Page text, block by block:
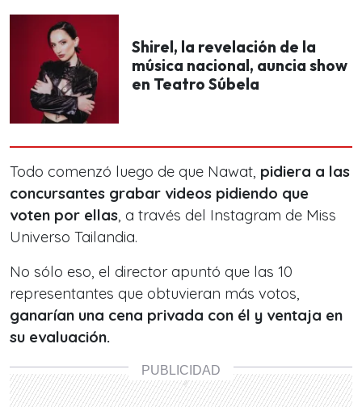
Shirel, la revelación de la
música nacional, auncia show
en Teatro Súbela
Todo comenzó luego de que Nawat, pidiera a las
concursantes grabar videos pidiendo que
voten por ellas, a través del Instagram de Miss
Universo Tailandia.
No sólo eso, el director apuntó que las 10
representantes que obtuvieran más votos,
ganarían una cena privada con él y ventaja en
su evaluación.